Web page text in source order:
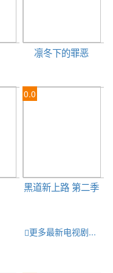
凛冬下的罪恶
0.0
黑道新上路 第二季
更多最新电视剧...